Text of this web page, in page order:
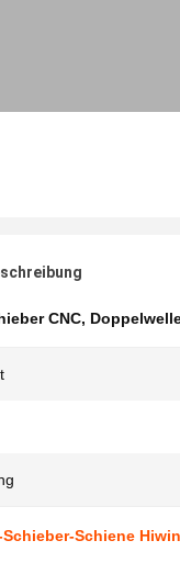
CNC,
Schiene